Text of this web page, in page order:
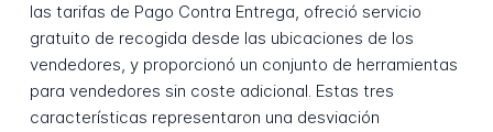
las tarifas de Pago Contra Entrega, ofreció servicio
gratuito de recogida desde las ubicaciones de los
vendedores, y proporcionó un conjunto de herramientas
para vendedores sin coste adicional. Estas tres
características representaron una desviación